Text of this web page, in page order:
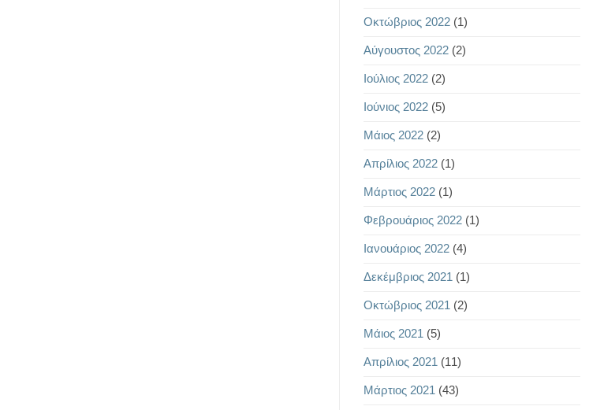
Οκτώβριος 2022 (1)
Αύγουστος 2022 (2)
Ιούλιος 2022 (2)
Ιούνιος 2022 (5)
Μάιος 2022 (2)
Απρίλιος 2022 (1)
Μάρτιος 2022 (1)
Φεβρουάριος 2022 (1)
Ιανουάριος 2022 (4)
Δεκέμβριος 2021 (1)
Οκτώβριος 2021 (2)
Μάιος 2021 (5)
Απρίλιος 2021 (11)
Μάρτιος 2021 (43)